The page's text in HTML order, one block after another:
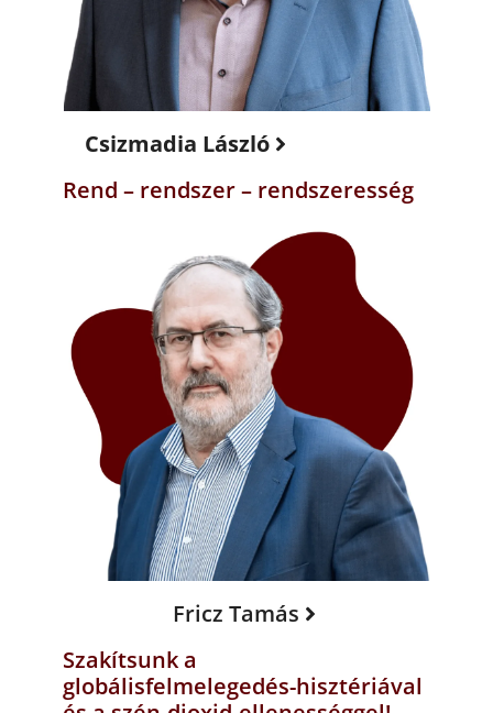
Csizmadia László
Rend – rendszer – rendszeresség
Fricz Tamás
Szakítsunk a
globálisfelmelegedés-hisztériával